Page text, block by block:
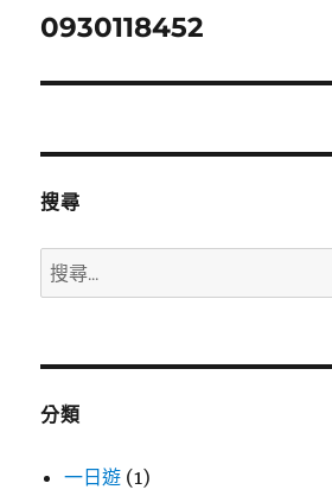
章:
下
篇
章:
0930118452
搜尋
搜
尋
鍵
分類
一日遊 (1)